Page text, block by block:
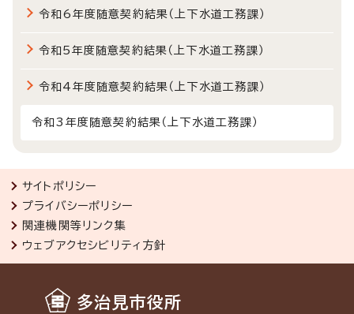
令和6年度随意契約結果（上下水道工務課）
令和5年度随意契約結果（上下水道工務課）
令和4年度随意契約結果（上下水道工務課）
令和3年度随意契約結果（上下水道工務課）
サイトポリシー
プライバシーポリシー
関連機関等リンク集
ウェブアクセシビリティ方針
多治見市役所